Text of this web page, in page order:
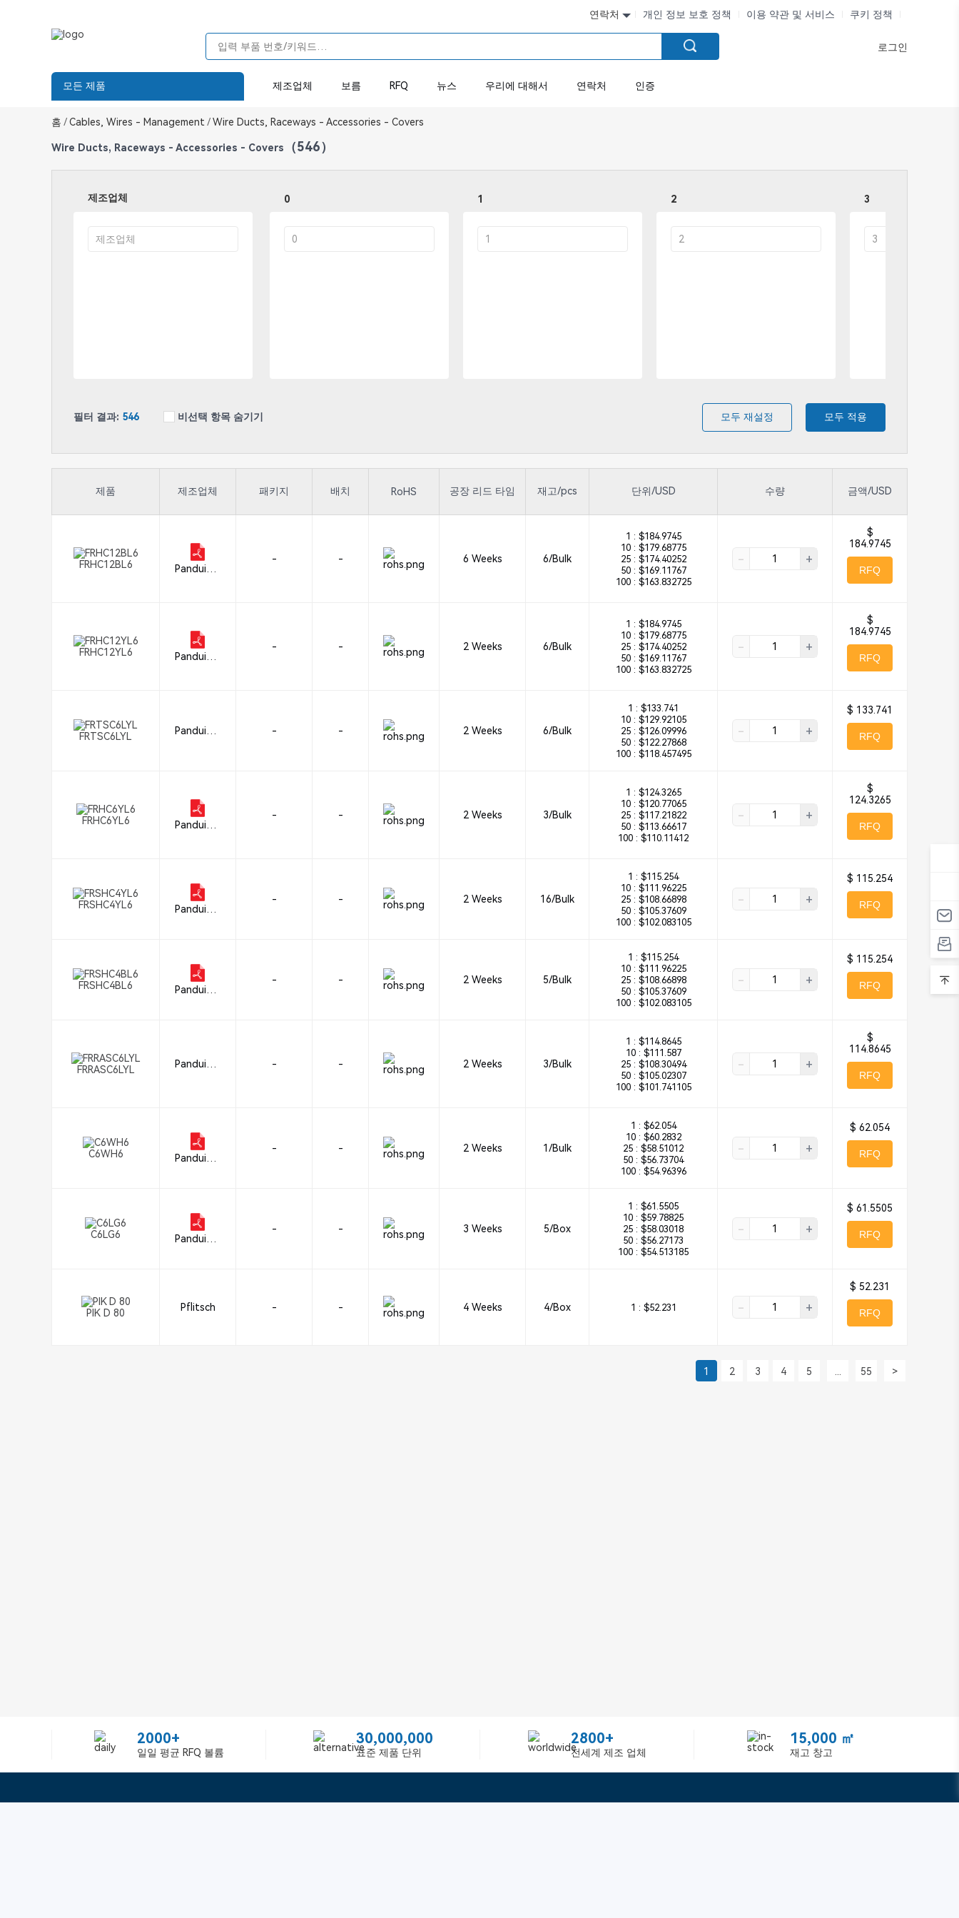
연락처 개인 정보 보호 정책 이용 약관 및 서비스 쿠키 정책
로그인
모든 제품 제조업체 보름 RFQ 뉴스 우리에 대해서 연락처 인증
홈 / Cables, Wires - Management /Wire Ducts, Raceways - Accessories - Covers
Wire Ducts, Raceways - Accessories - Covers （546）
제조업체 0 1 2 3
필터 결과: 546 비선택 항목 숨기기 모두 재설정 모두 적용
제품 제조업체 패키지 배치 RoHS 공장 리드 타임 재고/pcs 단위/USD 수량 금액/USD
FRHC12BL6
Panduit C
- - 6 Weeks 6/Bulk
1 : $184.9745
10 : $179.68775
25 : $174.40252
50 : $169.11767
100 : $163.832725
- +
$
184.9745
RFQ
FRHC12YL6
Panduit C
- - 2 Weeks 6/Bulk
1 : $184.9745
10 : $179.68775
25 : $174.40252
50 : $169.11767
100 : $163.832725
- +
$
184.9745
RFQ
FRTSC6LYL
Panduit C
- - 2 Weeks 6/Bulk
1 : $133.741
10 : $129.92105
25 : $126.09996
50 : $122.27868
100 : $118.457495
- +
$ 133.741
RFQ
FRHC6YL6
Panduit C
- - 2 Weeks 3/Bulk
1 : $124.3265
10 : $120.77065
25 : $117.21822
50 : $113.66617
100 : $110.11412
- +
$
124.3265
RFQ
FRSHC4YL6
Panduit C
- - 2 Weeks 16/Bulk
1 : $115.254
10 : $111.96225
25 : $108.66898
50 : $105.37609
100 : $102.083105
- +
$ 115.254
RFQ
FRSHC4BL6
Panduit C
- - 2 Weeks 5/Bulk
1 : $115.254
10 : $111.96225
25 : $108.66898
50 : $105.37609
100 : $102.083105
- +
$ 115.254
RFQ
FRRASC6LYL
Panduit C
- - 2 Weeks 3/Bulk
1 : $114.8645
10 : $111.587
25 : $108.30494
50 : $105.02307
100 : $101.741105
- +
$
114.8645
RFQ
C6WH6
Panduit C
- - 2 Weeks 1/Bulk
1 : $62.054
10 : $60.2832
25 : $58.51012
50 : $56.73704
100 : $54.96396
- +
$ 62.054
RFQ
C6LG6
Panduit C
- - 3 Weeks 5/Box
1 : $61.5505
10 : $59.78825
25 : $58.03018
50 : $56.27173
100 : $54.513185
- +
$ 61.5505
RFQ
PIK D 80 Pflitsch - - 4 Weeks 4/Box 1 : $52.231 - +
$ 52.231
RFQ
1 2 3 4 5 55 >
2000+
일일 평균 RFQ 볼륨
30,000,000
표준 제품 단위
2800+
전세계 제조 업체
15,000 ㎡
재고 창고